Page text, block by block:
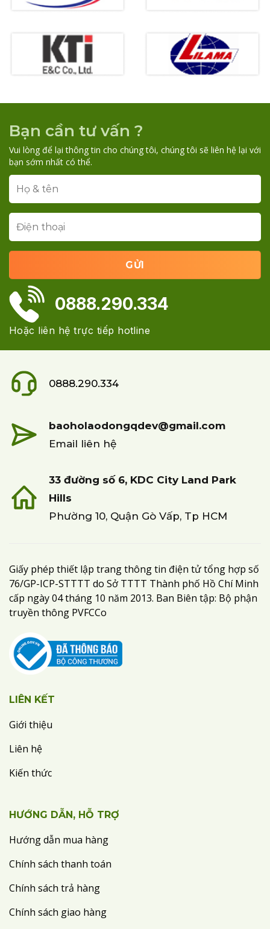
Bạn cần tư vấn ?
Vui lòng để lại thông tin cho chúng tôi, chúng tôi sẽ liên hệ lại với
bạn sớm nhất có thể.
0888.290.334
Hoặc liên hệ trực tiếp hotline
0888.290.334
baoholaodongqdev@gmail.com
Email liên hệ
33 đường số 6, KDC City Land Park
Hills
Phường 10, Quận Gò Vấp, Tp HCM
Giấy phép thiết lập trang thông tin điện tử tổng hợp số
76/GP-ICP-STTTT do Sở TTTT Thành phố Hồ Chí Minh
cấp ngày 04 tháng 10 năm 2013. Ban Biên tập: Bộ phận
truyền thông PVFCCo
LIÊN KẾT
Giới thiệu
Liên hệ
Kiến thức
HƯỚNG DẪN, HỖ TRỢ
Hướng dẫn mua hàng
Chính sách thanh toán
Chính sách trả hàng
Chính sách giao hàng